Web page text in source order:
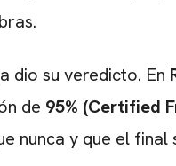
dio su veredicto. En
de 95% (Certified
nunca y que el